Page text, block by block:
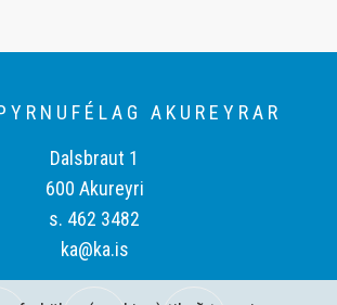
AKUREYRAR
Dalsbraut 1
600 Akureyri
s. 462 3482
ka@ka.is